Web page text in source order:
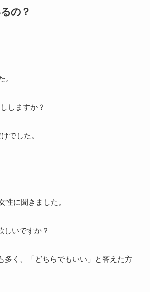
の？
。
でした。
に聞きました。
多く、「どちらでもいい」と答えた方